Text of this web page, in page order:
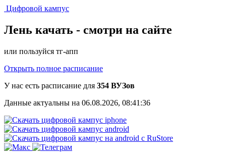
Цифровой кампус
Лень качать - смотри на сайте
или пользуйся тг-апп
Открыть полное расписание
У нас есть расписание для 354 ВУЗов
Данные актуальны на 06.08.2026, 08:41:36